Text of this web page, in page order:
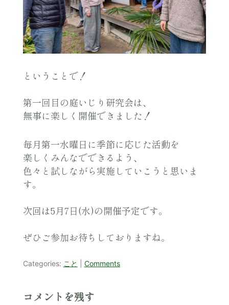
ということで！
第一回目の庭いじり研究会は、
無事に楽しく開催できました！
毎月第一水曜日に季節に応じた活動を
楽しくみんなでできるよう、
色々と試しながら実施していこうと思いま
す。
次回は5月7日(水)の開催予定です。
ぜひご参加お待ちしておりますね。
Categories: こと Comments
コメントを残す